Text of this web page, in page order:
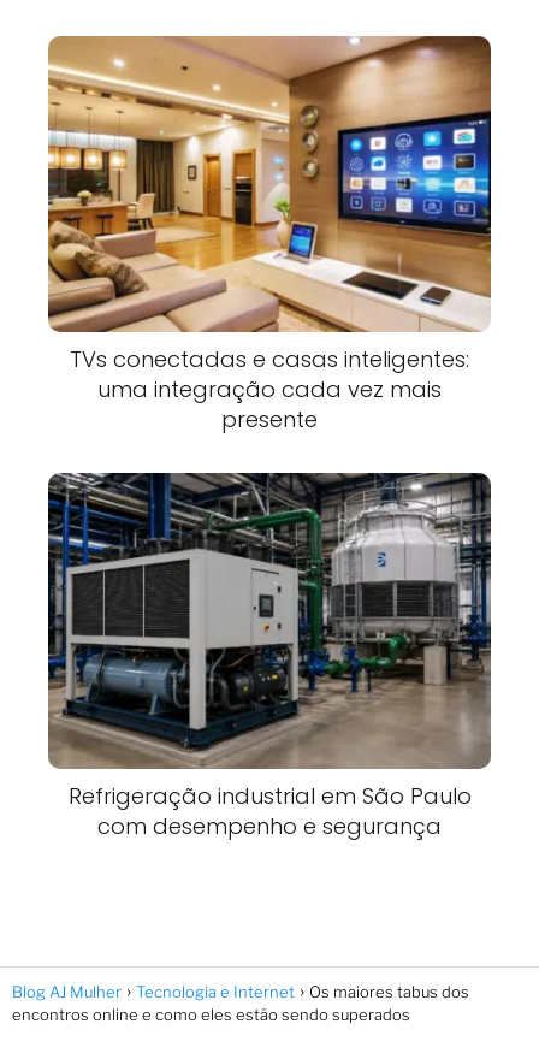
TVs conectadas e casas inteligentes:
uma integração cada vez mais
presente
Refrigeração industrial em São Paulo
com desempenho e segurança
Blog AJ Mulher Tecnologia e Internet
Os maiores tabus dos
encontros online e como eles estão sendo superados